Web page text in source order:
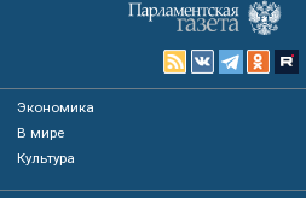
Экономика
В мире
Культура